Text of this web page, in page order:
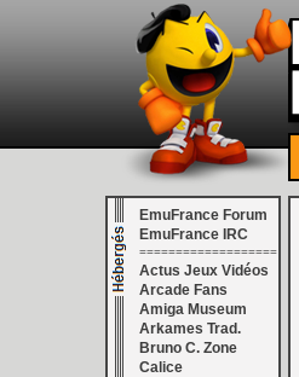
EmuFrance Forum
EmuFrance IRC
===================
Actus Jeux Vidéos
Arcade Fans
Amiga Museum
Arkames Trad.
Bruno C. Zone
Calice